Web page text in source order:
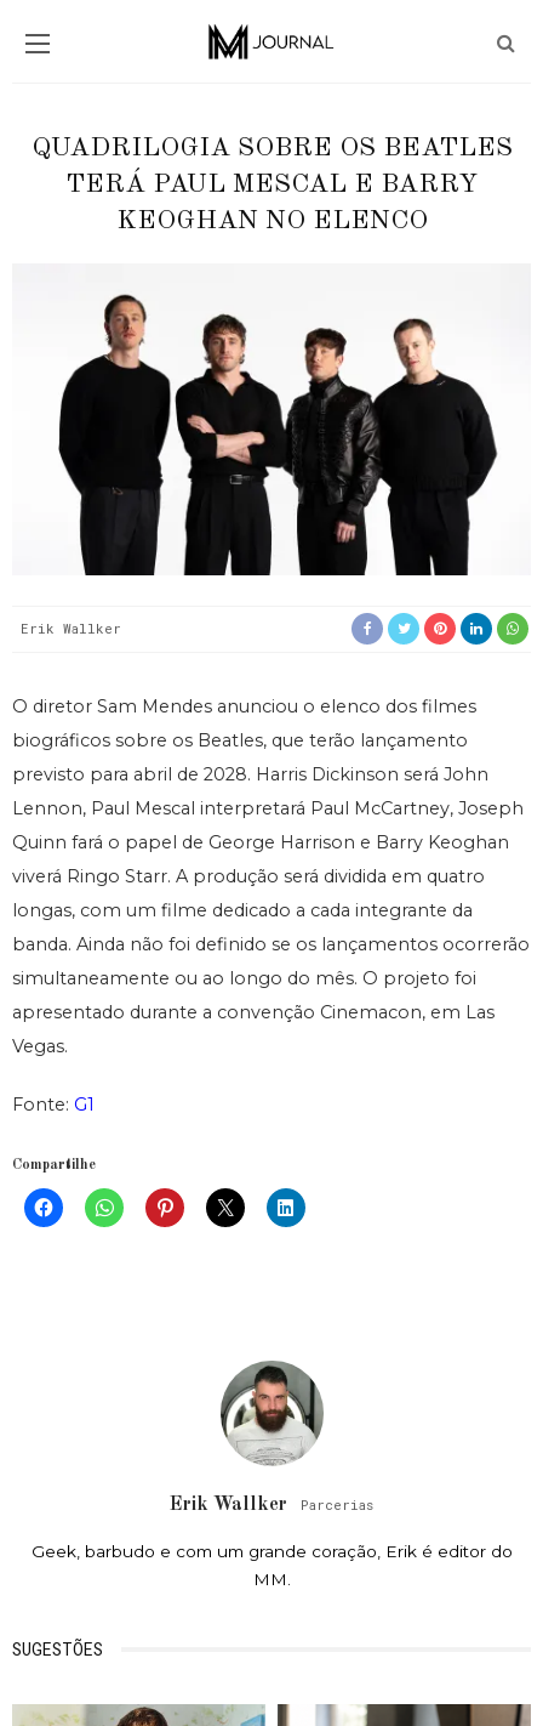
QUADRILOGIA SOBRE OS BEATLES
TERÁ PAUL MESCAL E BARRY
KEOGHAN NO ELENCO
Erik Wallker
O diretor Sam Mendes anunciou o elenco dos filmes
biográficos sobre os Beatles, que terão lançamento
previsto para abril de 2028. Harris Dickinson será John
Lennon, Paul Mescal interpretará Paul McCartney, Joseph
Quinn fará o papel de George Harrison e Barry Keoghan
viverá Ringo Starr. A produção será dividida em quatro
longas, com um filme dedicado a cada integrante da
banda. Ainda não foi definido se os lançamentos ocorrerão
simultaneamente ou ao longo do mês. O projeto foi
apresentado durante a convenção Cinemacon, em Las
Vegas.
Fonte: G1
Compartilhe
Erik Wallker Parcerias
Geek, barbudo e com um grande coração, Erik é editor do
MM.
SUGESTÕES